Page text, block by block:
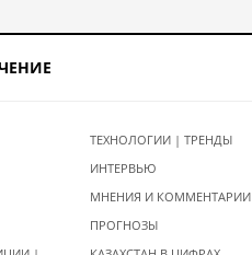
ТЕХНОЛОГИИ | ТРЕНДЫ
ИНТЕРВЬЮ
МНЕНИЯ И КОММЕНТАРИИ
ПРОГНОЗЫ